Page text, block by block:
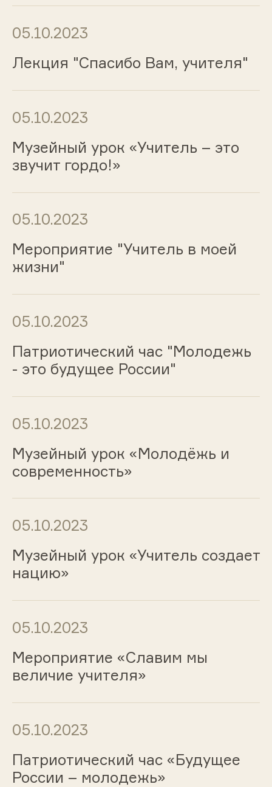
05.10.2023
Лекция "Спасибо Вам, учителя"
05.10.2023
Музейный урок «Учитель – это
звучит гордо!»
05.10.2023
Мероприятие "Учитель в моей
жизни"
05.10.2023
Патриотический час "Молодежь
- это будущее России"
05.10.2023
Музейный урок «Молодёжь и
современность»
05.10.2023
Музейный урок «Учитель создает
нацию»
05.10.2023
Мероприятие «Славим мы
величие учителя»
05.10.2023
Патриотический час «Будущее
России – молодежь»